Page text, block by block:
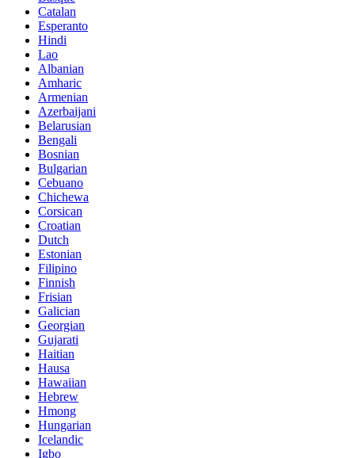
Catalan
Esperanto
Hindi
Lao
Albanian
Amharic
Armenian
Azerbaijani
Belarusian
Bengali
Bosnian
Bulgarian
Cebuano
Chichewa
Corsican
Croatian
Dutch
Estonian
Filipino
Finnish
Frisian
Galician
Georgian
Gujarati
Haitian
Hausa
Hawaiian
Hebrew
Hmong
Hungarian
Icelandic
Igbo